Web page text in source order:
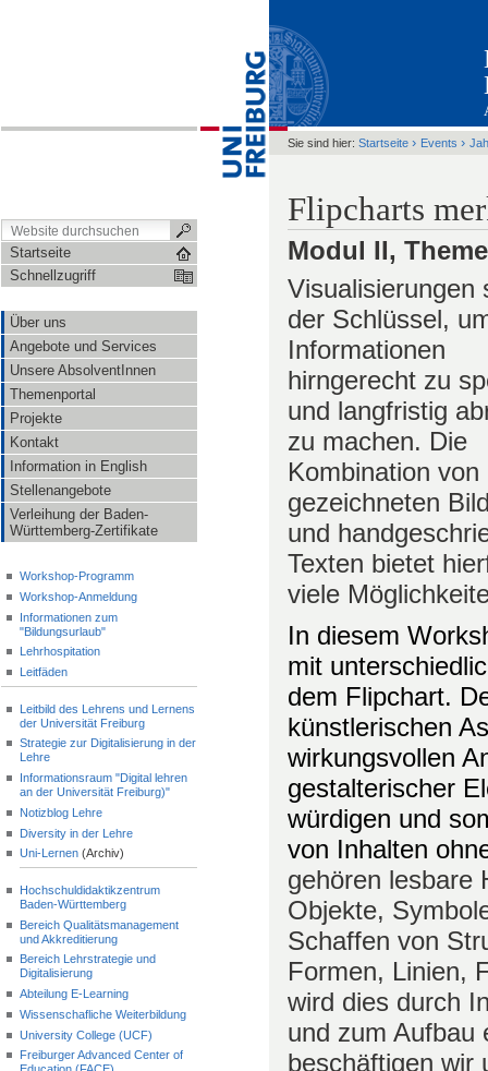
Startseite
Schnellzugriff
Über uns
Angebote und Services
Unsere AbsolventInnen
Themenportal
Projekte
Kontakt
Information in English
Stellenangebote
Verleihung der Baden-
Württemberg-Zertifikate
Workshop-Programm
Workshop-Anmeldung
Informationen zum
"Bildungsurlaub"
Lehrhospitation
Leitfäden
Leitbild des Lehrens und Lernens
der Universität Freiburg
Strategie zur Digitalisierung in der
Lehre
Informationsraum "Digital lehren
an der Universität Freiburg)"
Notizblog Lehre
Diversity in der Lehre
Uni-Lernen(Archiv)
Hochschuldidaktikzentrum
Baden-Württemberg
Bereich Qualitätsmanagement
und Akkreditierung
Bereich Lehrstrategie und
Digitalisierung
Abteilung E-Learning
Wissenschafliche Weiterbildung
University College (UCF)
Freiburger Advanced Center of
Sie sind hier: Startseite › Events ›
Flipcharts
Modul II,
Visualisierungen
der Schlüssel,
Informationen
hirngerecht zu
und langfristig
zu machen. Die
Kombination von
gezeichneten
und
Texten bietet
viele
In diesem
mit
dem Flipchart.
künstlerischen
wirkungsvollen
gestalterischer
würdigen und
von Inhalten
gehören lesbare
Objekte,
Schaffen von
Formen, Linien,
wird dies durch
und zum Aufbau
beschäftigen wir